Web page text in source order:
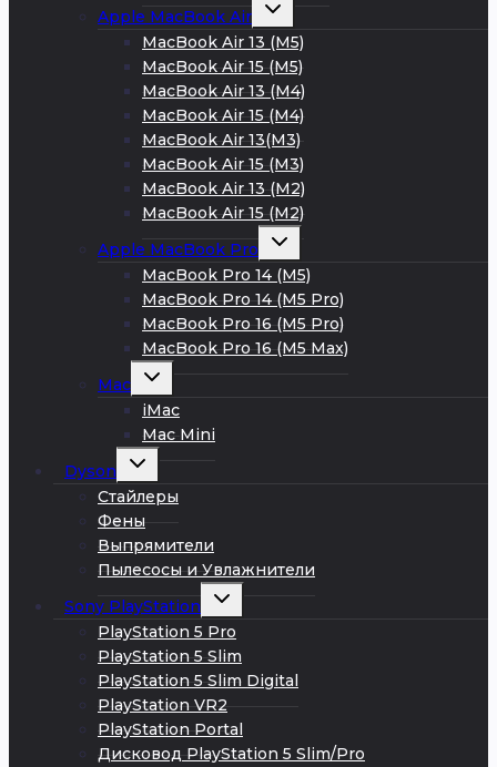
Apple MacBook Air
меню
MacBook Air 13 (M5)
MacBook Air 15 (M5)
MacBook Air 13 (M4)
MacBook Air 15 (M4)
MacBook Air 13(M3)
MacBook Air 15 (M3)
MacBook Air 13 (M2)
MacBook Air 15 (M2)
Apple MacBook Pro
Развернуть
меню
MacBook Pro 14 (M5)
MacBook Pro 14 (M5 Pro)
MacBook Pro 16 (M5 Pro)
MacBook Pro 16 (M5 Max)
Mac
Развернуть
меню
iMac
Mac Mini
Dyson
Развернуть
меню
Стайлеры
Фены
Выпрямители
Пылесосы и Увлажнители
Sony PlayStation
Развернуть
меню
PlayStation 5 Pro
PlayStation 5 Slim
PlayStation 5 Slim Digital
PlayStation VR2
PlayStation Portal
Дисковод PlayStation 5 Slim/Pro